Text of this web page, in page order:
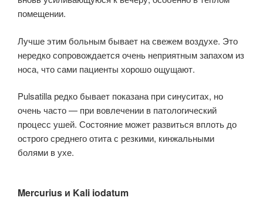
поме­щении.
Лучше этим больным бывает на свежем воздухе. Это
нередко сопро­вождается очень неприятным запахом из
носа, что сами пациенты хорошо ощущают.
Pulsatilla редко бывает показана при синуситах, но
очень часто — при вовлечении в патологический
процесс ушей. Состояние может развиться вплоть до
острого среднего отита с резкими, кинжальными
болями в ухе.
Mercurius и Kali iodatum